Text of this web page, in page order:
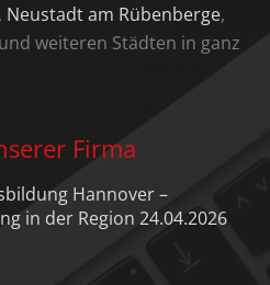
Neustadt am Rübenberge,
und weiteren Städten in ganz
Firma
Hannover –
in der Region 24.04.2026